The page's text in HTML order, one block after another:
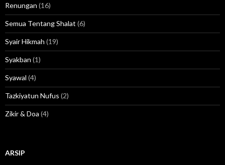
Renungan (16)
Semua Tentang Shalat (6)
Syair Hikmah (19)
Syakban (1)
Syawal (4)
Tazkiyatun Nufus (2)
Zikir & Doa (4)
ARSIP